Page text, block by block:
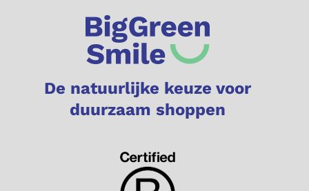
De natuurlijke keuze voor
duurzaam shoppen